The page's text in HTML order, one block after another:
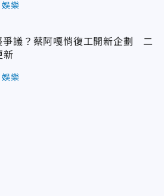
娛樂
爭議？蔡阿嘎悄復工開新企劃 二
新
娛樂